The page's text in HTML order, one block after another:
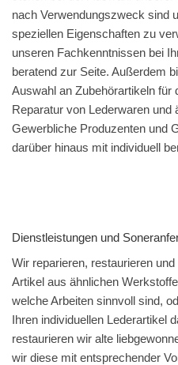
nach Verwendungszweck sind
speziellen Eigenschaften zu
unseren Fachkenntnissen bei
beratend zur Seite. Außerdem
Auswahl an Zubehörartikeln für
Reparatur von Lederwaren und
Gewerbliche Produzenten und
darüber hinaus mit individuell
Dienstleistungen und
Wir reparieren, restaurieren
Artikel aus ähnlichen
welche Arbeiten sinnvoll sind,
Ihren individuellen Lederartikel
restaurieren wir alte
wir diese mit entsprechender